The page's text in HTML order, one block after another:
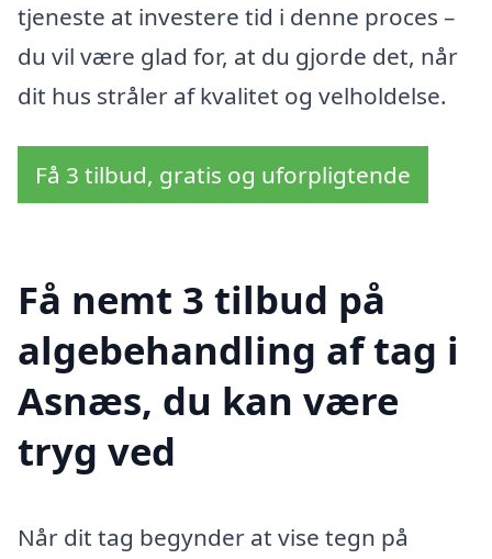
tjeneste at investere tid i denne proces –
du vil være glad for, at du gjorde det, når
dit hus stråler af kvalitet og velholdelse.
Få 3 tilbud, gratis og uforpligtende
Få nemt 3 tilbud på
algebehandling af tag i
Asnæs, du kan være
tryg ved
Når dit tag begynder at vise tegn på